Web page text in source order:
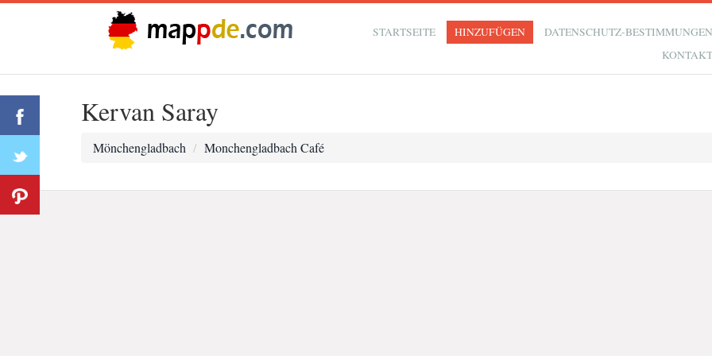
STARTSEITE HINZUFÜGEN
DATENSCHUTZ-
Kervan Saray
Mönchengladbach Monchengladbach Café